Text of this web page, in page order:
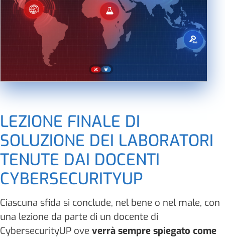
LEZIONE FINALE DI
SOLUZIONE DEI LABORATORI
TENUTE DAI DOCENTI
CYBERSECURITYUP
Ciascuna sfida si conclude, nel bene o nel male, con
una lezione da parte di un docente di
CybersecurityUP ove verrà sempre spiegato come